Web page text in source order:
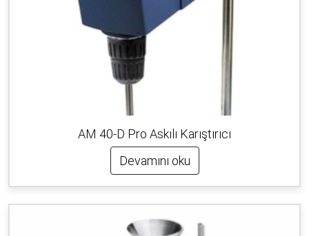
AM 40-D Pro Askılı Karıştırıcı
Devamını oku